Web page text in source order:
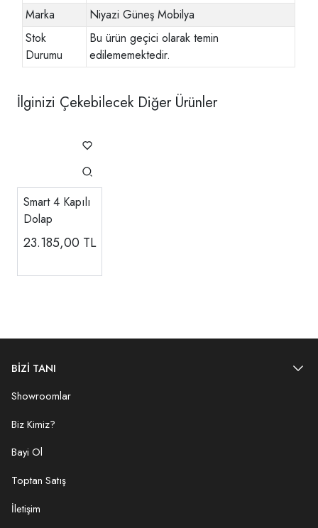
Marka
Niyazi Güneş Mobilya
Stok
Durumu
Bu ürün geçici olarak temin
edilememektedir.
İlginizi Çekebilecek Diğer Ürünler
Smart 4 Kapılı
Dolap
23.185,00 TL
BİZİ TANI
Showroomlar
Biz Kimiz?
Bayi Ol
Toptan Satış
İletişim